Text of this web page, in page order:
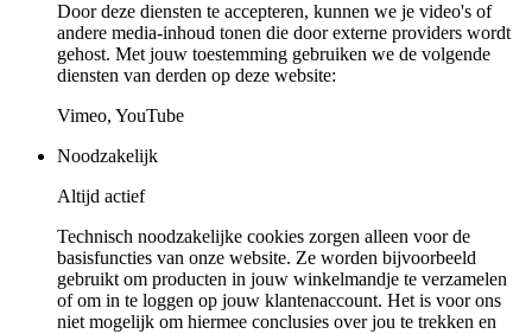
Door deze diensten te accepteren, kunnen we je video's of
andere media-inhoud tonen die door externe providers wordt
gehost. Met jouw toestemming gebruiken we de volgende
diensten van derden op deze website:
Vimeo, YouTube
Noodzakelijk
Altijd actief
Technisch noodzakelijke cookies zorgen alleen voor de
basisfuncties van onze website. Ze worden bijvoorbeeld
gebruikt om producten in jouw winkelmandje te verzamelen
of om in te loggen op jouw klantenaccount. Het is voor ons
niet mogelijk om hiermee conclusies over jou te trekken en